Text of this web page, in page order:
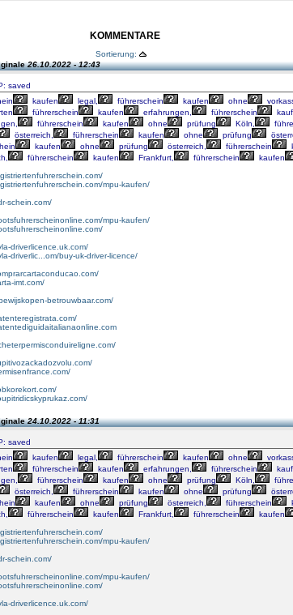
KOMMENTARE
Sortierung:
26.10.2022 - 12:43
saved
kaufen legal, führerschein kaufen ohne
führerschein kaufen erfahrungen, führerschein
führerschein kaufen ohne prüfung Köln,
österreich, führerschein kaufen ohne prüfung
kaufen ohne prüfung österreich, führerschein
führerschein kaufen Frankfurt, führerschein kaufen
mpu-kaufen/
schein.com/
mpu-kaufen/
driverlicence.uk.com/
driverlic...om/buy-uk-driver-licence/
imt.com/
betrouwbaar.com/
24.10.2022 - 11:31
saved
kaufen legal, führerschein kaufen ohne
führerschein kaufen erfahrungen, führerschein
führerschein kaufen ohne prüfung Köln,
österreich, führerschein kaufen ohne prüfung
kaufen ohne prüfung österreich, führerschein
führerschein kaufen Frankfurt, führerschein kaufen
mpu-kaufen/
schein.com/
mpu-kaufen/
driverlicence.uk.com/